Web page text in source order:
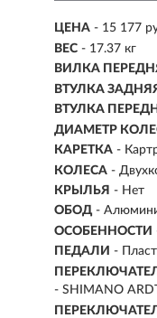
ЦЕНА - 15 177
ВЕС - 17.37 кг
ВИЛКА
ВТУЛКА
ВТУЛКА
ДИАМЕТР
КАРЕТКА -
КОЛЕСА -
КРЫЛЬЯ - Нет
ОБОД -
ОСОБЕННОСТИ
ПЕДАЛИ -
- SHIMANO